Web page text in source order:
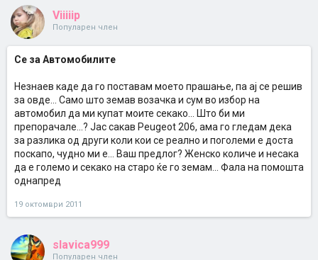
Viiiiip
Популарен член
Се за Автомобилите
Незнаев каде да го поставам моето прашање, па ај се решив
за овде... Само што земав возачка и сум во избор на
автомобил да ми купат моите секако... Што би ми
препорачале...? Јас сакав Peugeot 206, ама го гледам дека
за разлика од други коли кои се реално и поголеми е доста
поскапо, чудно ми е... Ваш предлог? Женско количе и несака
да е големо и секако на старо ќе го земам... Фала на помошта
однапред
19 октомври 2011
slavica999
Популарен член